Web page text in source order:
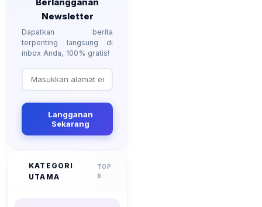
Newsletter
Dapatkan berita
terpenting langsung di
inbox Anda, 100% gratis!
Langganan
Sekarang
KATEGORI
UTAMA
TOP
8